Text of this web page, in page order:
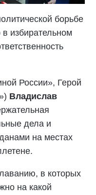
борьбе
избирательном
России», Герой
Владислав
дела и
на местах
в которых
на какой